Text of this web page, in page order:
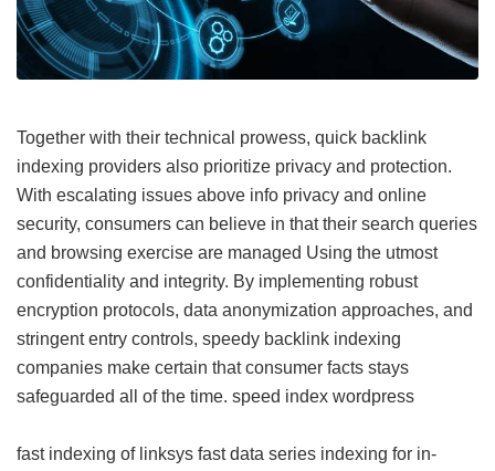
Together with their technical prowess, quick backlink
indexing providers also prioritize privacy and protection.
With escalating issues above info privacy and online
security, consumers can believe in that their search queries
and browsing exercise are managed Using the utmost
confidentiality and integrity. By implementing robust
encryption protocols, data anonymization approaches, and
stringent entry controls, speedy backlink indexing
companies make certain that consumer facts stays
safeguarded all of the time. speed index wordpress
fast indexing of linksys fast data series indexing for in-